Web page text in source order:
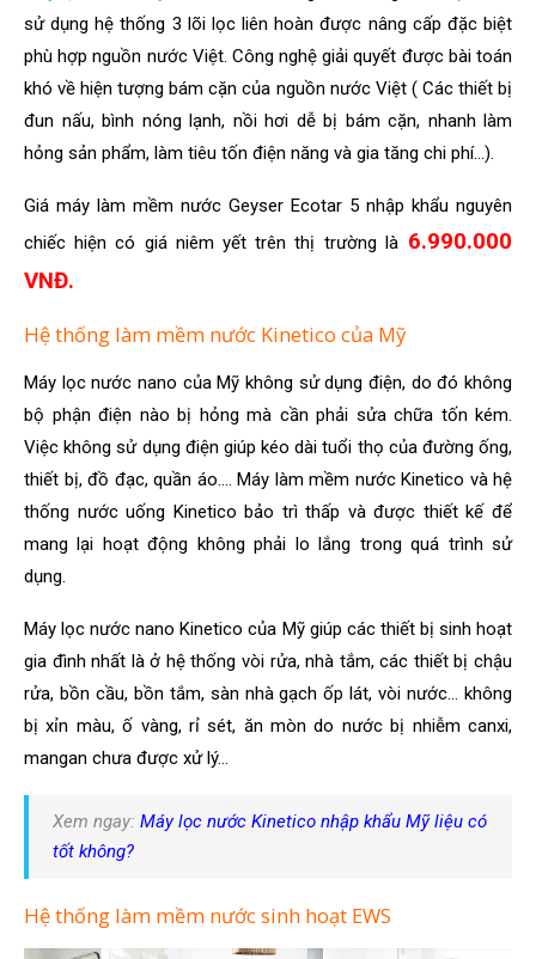
sử dụng hệ thống 3 lõi lọc liên hoàn được nâng cấp đặc biệt
phù hợp nguồn nước Việt. Công nghệ giải quyết được bài toán
khó về hiện tượng bám cặn của nguồn nước Việt ( Các thiết bị
đun nấu, bình nóng lạnh, nồi hơi dễ bị bám cặn, nhanh làm
hỏng sản phẩm, làm tiêu tốn điện năng và gia tăng chi phí…).
Giá máy làm mềm nước Geyser Ecotar 5 nhập khẩu nguyên
chiếc hiện có giá niêm yết trên thị trường là6.990.000
VNĐ.
Hệ thống làm mềm nước Kinetico của Mỹ
Máy lọc nước nano của Mỹ không sử dụng điện, do đó không
bộ phận điện nào bị hỏng mà cần phải sửa chữa tốn kém.
Việc không sử dụng điện giúp kéo dài tuổi thọ của đường ống,
thiết bị, đồ đạc, quần áo…. Máy làm mềm nước Kinetico và hệ
thống nước uống Kinetico bảo trì thấp và được thiết kế để
mang lại hoạt động không phải lo lắng trong quá trình sử
dụng.
Máy lọc nước nano Kinetico của Mỹ giúp các thiết bị sinh hoạt
gia đình nhất là ở hệ thống vòi rửa, nhà tắm, các thiết bị chậu
rửa, bồn cầu, bồn tắm, sàn nhà gạch ốp lát, vòi nước… không
bị xỉn màu, ố vàng, rỉ sét, ăn mòn do nước bị nhiễm canxi,
mangan chưa được xử lý…
Xem ngay: Máy lọc nước Kinetico nhập khẩu Mỹ liệu có
tốt không?
Hệ thống làm mềm nước sinh hoạt EWS